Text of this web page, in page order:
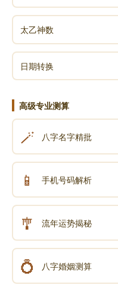
太乙神数
日期转换
高级专业测算
🪄 八字名字精批
📱 手机号码解析
🎐 流年运势揭秘
💍 八字婚姻测算